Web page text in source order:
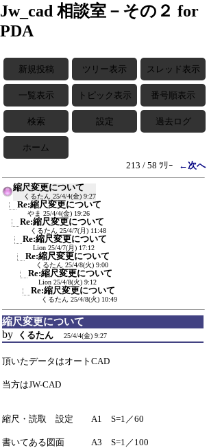
Jw_cad 相談室－その２ for
PDA
新規投稿 ツリー表示 スレッド表示
一覧表示 トピック表示 番号順表示
検索 設定 過去ログ
ホーム
213 / 58 ﾂﾘｰ
←次へ
縮尺変更について
くるたん 25/4/4(金) 9:27
Re:縮尺変更について
やま 25/4/4(金) 19:26
Re:縮尺変更について
くるたん 25/4/7(月) 11:48
Re:縮尺変更について
Lion 25/4/7(月) 17:12
Re:縮尺変更について
くるたん 25/4/8(火) 9:00
Re:縮尺変更について
Lion 25/4/8(火) 9:12
Re:縮尺変更について
くるたん 25/4/8(火) 10:49
縮尺変更について
by くるたん 25/4/4(金) 9:27
頂いたデータはオートCAD
当方はJW-CAD
縮尺・読取 設定 A1 S=1／60
書いてある図面 A3 S=1／100